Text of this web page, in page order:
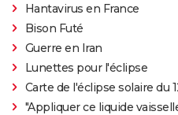
Hantavirus en France
Bison Futé
Guerre en Iran
Lunettes pour l'éclipse
Carte de l'éclipse solaire du
"Appliquer ce liquide